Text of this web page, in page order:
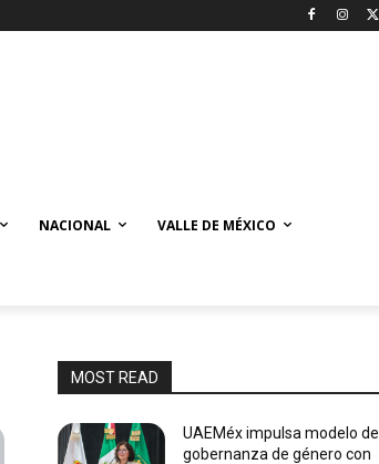
NACIONAL VALLE DE MÉXICO
MOST READ
UAEMéx impulsa modelo de
gobernanza de género con